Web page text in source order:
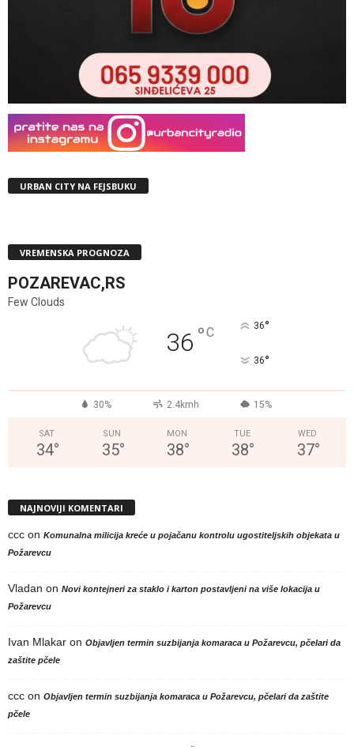
URBAN CITY NA FEJSBUKU
VREMENSKA PROGNOZA
POZAREVAC,RS
Few Clouds
36 °C 36°
36°
30% 2.4kmh 15%
SAT
34°
SUN
35°
MON
38°
TUE
38°
WED
37°
NAJNOVIJI KOMENTARI
ccc on Komunalna milicija kreće u pojačanu kontrolu ugostiteljskih objekata u
Požarevcu
Vladan on Novi kontejneri za staklo i karton postavljeni na više lokacija u
Požarevcu
Ivan Mlakar on Objavljen termin suzbijanja komaraca u Požarevcu, pčelari da
zaštite pčele
ccc on Objavljen termin suzbijanja komaraca u Požarevcu, pčelari da zaštite
pčele